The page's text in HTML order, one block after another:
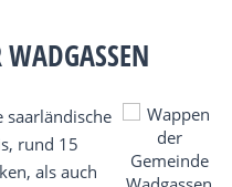
WADGASSEN
saarländische
rund 15
als auch